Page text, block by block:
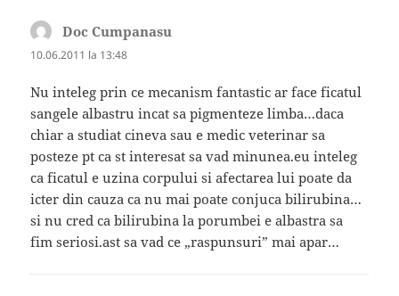
Doc Cumpanasu
10.06.2011 la 13:48
Nu inteleg prin ce mecanism fantastic ar face ficatul
sangele albastru incat sa pigmenteze limba…daca
chiar a studiat cineva sau e medic veterinar sa
posteze pt ca st interesat sa vad minunea.eu inteleg
ca ficatul e uzina corpului si afectarea lui poate da
icter din cauza ca nu mai poate conjuca bilirubina…
si nu cred ca bilirubina la porumbei e albastra sa
fim seriosi.ast sa vad ce „raspunsuri” mai apar…